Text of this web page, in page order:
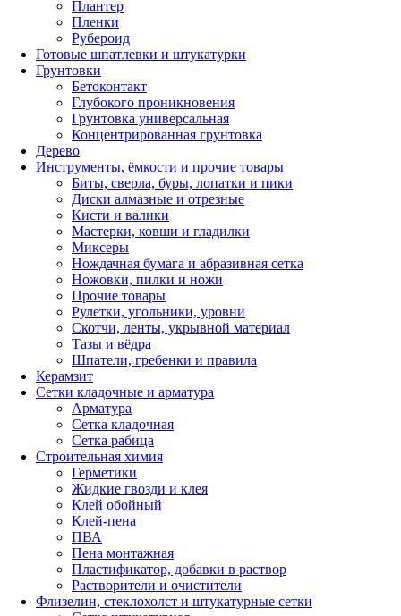
Плантер
Пленки
Рубероид
Готовые шпатлевки и штукатурки
Грунтовки
Бетоконтакт
Глубокого проникновения
Грунтовка универсальная
Концентрированная грунтовка
Дерево
Инструменты, ёмкости и прочие товары
Биты, сверла, буры, лопатки и пики
Диски алмазные и отрезные
Кисти и валики
Мастерки, ковши и гладилки
Миксеры
Нождачная бумага и абразивная сетка
Ножовки, пилки и ножи
Прочие товары
Рулетки, угольники, уровни
Скотчи, ленты, укрывной материал
Тазы и вёдра
Шпатели, гребенки и правила
Керамзит
Сетки кладочные и арматура
Арматура
Сетка кладочная
Сетка рабица
Строительная химия
Герметики
Жидкие гвозди и клея
Клей обойный
Клей-пена
ПВА
Пена монтажная
Пластификатор, добавки в раствор
Растворители и очистители
Флизелин, стеклохолст и штукатурные сетки